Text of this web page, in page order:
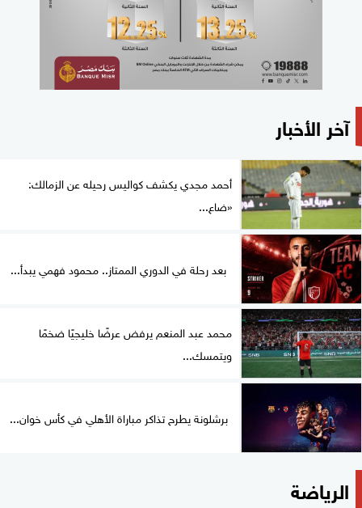
آخر الأخبار
أحمد مجدي يكشف كواليس رحيله عن الزمالك:
«ضاع...
بعد رحلة في الدوري الممتاز.. محمود فهمي يبدأ...
محمد عبد المنعم يرفض عرضًا خليجيًا ضخمًا
ويتمسك...
برشلونة يطرح تذاكر مباراة الأهلي في كأس خوان...
الرياضة